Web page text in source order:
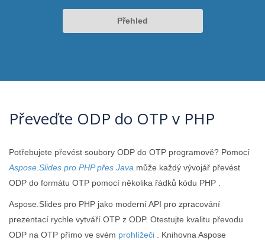
Přehled
Převeďte ODP do OTP v PHP
Potřebujete převést soubory ODP do OTP programově? Pomocí
Aspose.Slides pro PHP přes Java může každý vývojář převést
ODP do formátu OTP pomocí několika řádků kódu PHP .
Aspose.Slides pro PHP jako moderní API pro zpracování
prezentací rychle vytváří OTP z ODP. Otestujte kvalitu převodu
ODP na OTP přímo ve svém prohlížeči . Knihovna Aspose